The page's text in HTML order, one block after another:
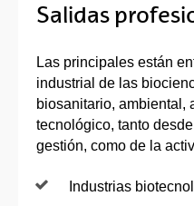
Salidas
Las principales están
industrial de las
biosanitario, ambiental,
tecnológico, tanto
gestión, como de la
Industrias